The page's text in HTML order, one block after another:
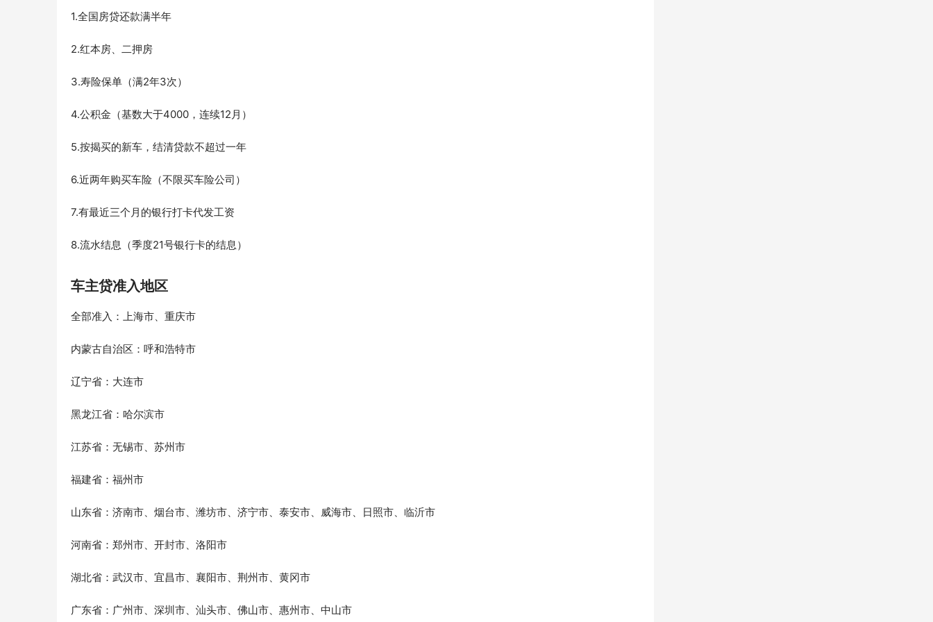
1.全国房贷还款满半年
2.红本房、二押房
3.寿险保单（满2年3次）
4.公积金（基数大于4000，连续12月）
5.按揭买的新车，结清贷款不超过一年
6.近两年购买车险（不限买车险公司）
7.有最近三个月的银行打卡代发工资
8.流水结息（季度21号银行卡的结息）
车主贷准入地区
全部准入：上海市、重庆市
内蒙古自治区：呼和浩特市
辽宁省：大连市
黑龙江省：哈尔滨市
江苏省：无锡市、苏州市
福建省：福州市
山东省：济南市、烟台市、潍坊市、济宁市、泰安市、威海市、日照市、临沂市
河南省：郑州市、开封市、洛阳市
湖北省：武汉市、宜昌市、襄阳市、荆州市、黄冈市
广东省：广州市、深圳市、汕头市、佛山市、惠州市、中山市